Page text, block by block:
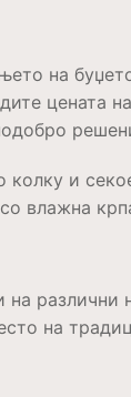
на
цената
и
влажна
различни
на